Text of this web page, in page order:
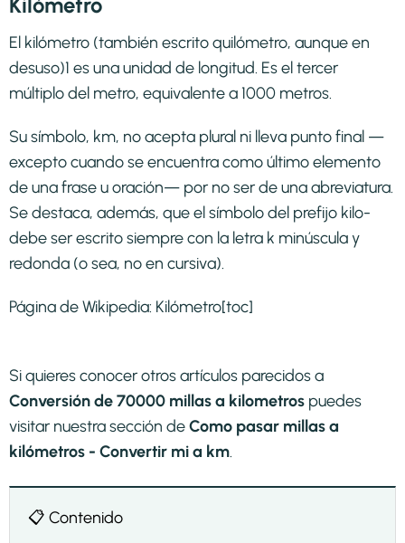
El kilómetro (también escrito quilómetro, aunque en
desuso)1​ es una unidad de longitud. Es el tercer
múltiplo del metro, equivalente a 1000 metros.
Su símbolo, km, no acepta plural ni lleva punto final —
excepto cuando se encuentra como último elemento
de una frase u oración— por no ser de una abreviatura.
Se destaca, además, que el símbolo del prefijo kilo-
debe ser escrito siempre con la letra k minúscula y
redonda (o sea, no en cursiva).
Página de Wikipedia: Kilómetro[toc]
Si quieres conocer otros artículos parecidos a
Conversión de 70000 millas a kilometros puedes
visitar nuestra sección deComo pasar millas a
kilómetros - Convertir mi a km.
📋 Contenido